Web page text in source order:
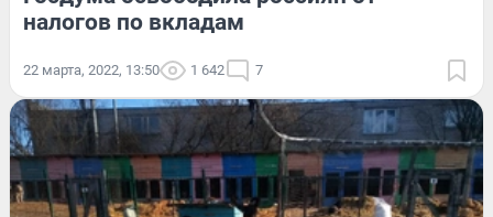
налогов по вкладам
22 марта, 2022, 13:50 1 642 7